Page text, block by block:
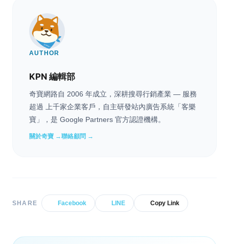
AUTHOR
KPN 編輯部
奇寶網路自 2006 年成立，深耕搜尋行銷產業 — 服務
超過 上千家企業客戶，自主研發站內廣告系統「客樂
寶」，是 Google Partners 官方認證機構。
關於奇寶 →聯絡顧問 →
SHARE Facebook LINE Copy Link